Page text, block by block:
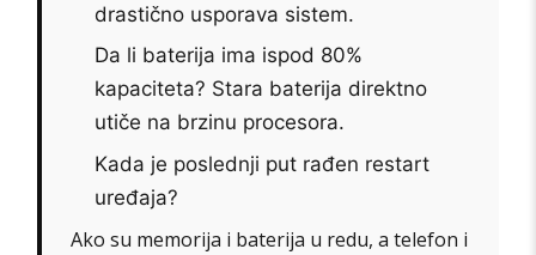
drastično usporava sistem.
Da li baterija ima ispod 80%
kapaciteta? Stara baterija direktno
utiče na brzinu procesora.
Kada je poslednji put rađen restart
uređaja?
Ako su memorija i baterija u redu, a telefon i